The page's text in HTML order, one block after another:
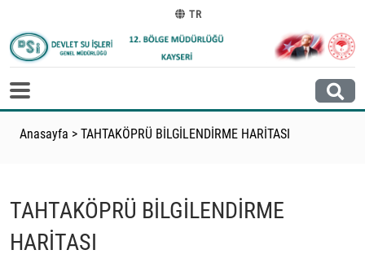
TR
Anasayfa > TAHTAKÖPRÜ BİLGİLENDİRME HARİTASI
TAHTAKÖPRÜ BİLGİLENDİRME
HARİTASI